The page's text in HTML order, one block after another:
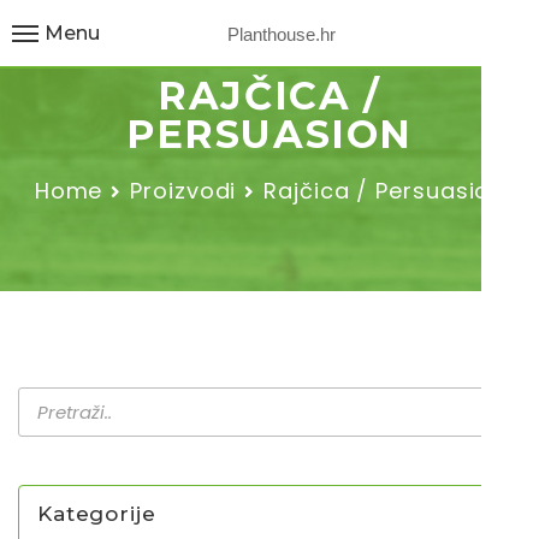
Planthouse.hr
Menu
RAJČICA /
PERSUASION
Home Proizvodi Rajčica / Persuasion
Kategorije